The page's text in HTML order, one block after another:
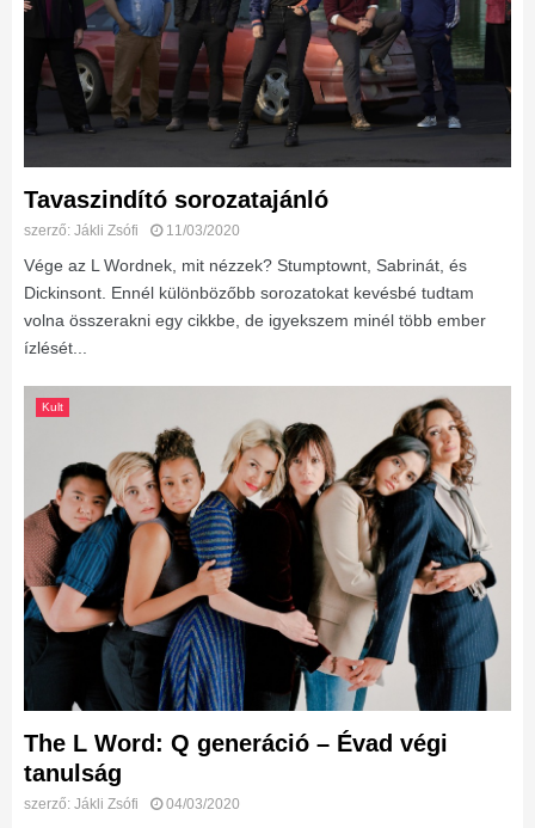
Tavaszindító sorozatajánló
szerző: Jákli Zsófi 11/03/2020
Vége az L Wordnek, mit nézzek? Stumptownt, Sabrinát, és
Dickinsont. Ennél különbözőbb sorozatokat kevésbé tudtam
volna összerakni egy cikkbe, de igyekszem minél több ember
ízlését...
Kult
The L Word: Q generáció – Évad végi
tanulság
szerző: Jákli Zsófi 04/03/2020